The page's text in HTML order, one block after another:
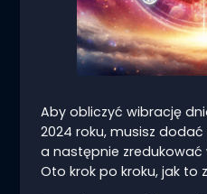
Aby obliczyć wibrację
2024 roku, musisz
a następnie zredukować
Oto krok po kroku, jak to